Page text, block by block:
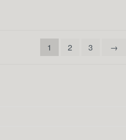
1 2 3 →